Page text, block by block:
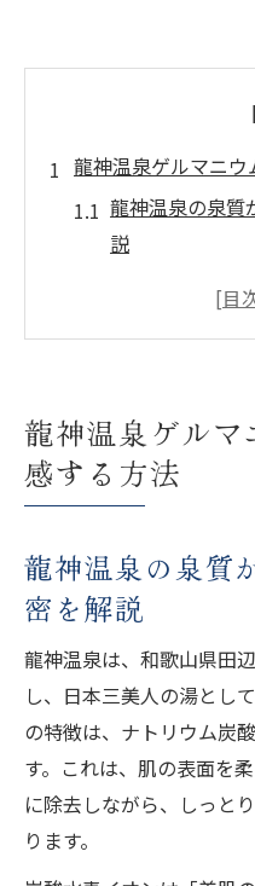
龍神温泉ゲルマニ
龍神温泉の泉質
説
ゲルマニウム
龍神温泉で健康
とは
宿泊や日帰り利
自然あふれる龍神
龍神温泉の自然
森林浴と温泉で
する体験
龍神温泉で味
龍神温泉ゲルマ
感する方法
龍神温泉の泉質
密を解説
龍神温泉は、和歌山県田
し、日本三美人の湯とし
の特徴は、ナトリウム炭
す。これは、肌の表面を
に除去しながら、しっと
ります。